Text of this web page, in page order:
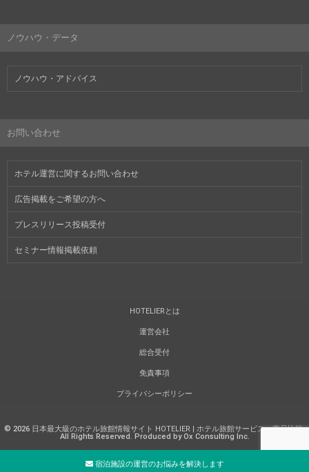
ノウハウ・データ
ノウハウ・アドバイス
お問い合わせ
ホテル運営に関するお問い合わせ
広告掲載をご希望の方へ
プレスリリース投稿受付
セミナー情報掲載依頼
HOTELIERとは
運営会社
総合受付
免責事項
プライバシーポリシー
© 2026 日本最大級のホテル旅館情報サイト HOTELIER | ホテル旅館サービス・商品比較.
All Rights Reserved. Produced by Ox Consulting Inc.
宿泊施設の運営のお悩みを解決します